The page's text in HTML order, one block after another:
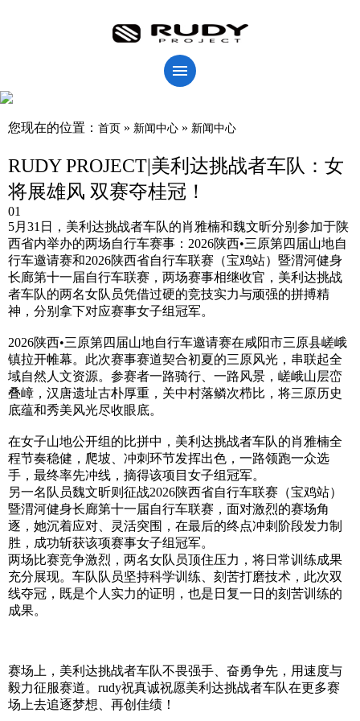
您现在的位置： 首页 » 新闻中心 » 新闻中心
RUDY PROJECT|美利达挑战者车队：女
将展雄风 双赛夺桂冠！
01
5月31日，美利达挑战者车队的肖雅楠和魏文昕分别参加于陕
西省内举办的两场自行车赛事：2026陕西•三原第四届山地自
行车邀请赛和2026陕西省自行车联赛（宝鸡站）暨渭河健身
长廊第十一届自行车联赛，两场赛事相继收官，美利达挑战
者车队的两名女队员凭借过硬的竞技实力与顽强的拼搏精
神，分别拿下对应赛事女子组冠军。
2026陕西•三原第四届山地自行车邀请赛在咸阳市三原县嵯峨
镇拉开帷幕。此次赛事赛道契合初夏的三原风光，串联起全
域自然人文资源。参赛者一路骑行、一路风景，嵯峨山层峦
叠嶂，汉唐遗址古朴厚重，关中村落鳞次栉比，将三原历史
底蕴和秀美风光尽收眼底。
在女子山地公开组的比拼中，美利达挑战者车队的肖雅楠全
程节奏稳健，爬坡、冲刺环节发挥出色，一路领跑一众选
手，最终率先冲线，摘得该项目女子组冠军。
另一名队员魏文昕则征战2026陕西省自行车联赛（宝鸡站）
暨渭河健身长廊第十一届自行车联赛，面对激烈的赛场角
逐，她沉着应对、灵活突围，在最后的终点冲刺阶段发力制
胜，成功斩获该项赛事女子组冠军。
两场比赛竞争激烈，两名女队员顶住压力，将日常训练成果
充分展现。车队队员坚持科学训练、刻苦打磨技术，此次双
线夺冠，既是个人实力的证明，也是日复一日的刻苦训练的
成果。
赛场上，美利达挑战者车队不畏强手、奋勇争先，用速度与
毅力征服赛道。rudy祝真诚祝愿美利达挑战者车队在更多赛
场上去追逐梦想、再创佳绩！